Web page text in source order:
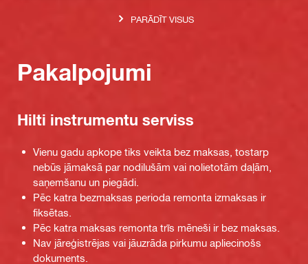
PARĀDĪT VISUS
Pakalpojumi
Hilti instrumentu serviss
Vienu gadu apkope tiks veikta bez maksas, tostarp
nebūs jāmaksā par nodilušām vai nolietotām daļām,
saņemšanu un piegādi.
Pēc katra bezmaksas perioda remonta izmaksas ir
fiksētas.
Pēc katra maksas remonta trīs mēneši ir bez maksas.
Nav jāreģistrējas vai jāuzrāda pirkumu apliecinošs
dokuments.